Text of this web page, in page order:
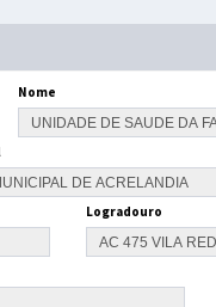
Nome
Logradouro